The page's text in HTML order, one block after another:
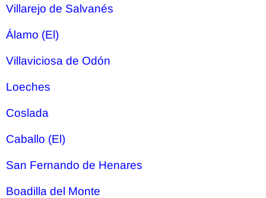
Villarejo de Salvanés
Álamo (El)
Villaviciosa de Odón
Loeches
Coslada
Caballo (El)
San Fernando de Henares
Boadilla del Monte